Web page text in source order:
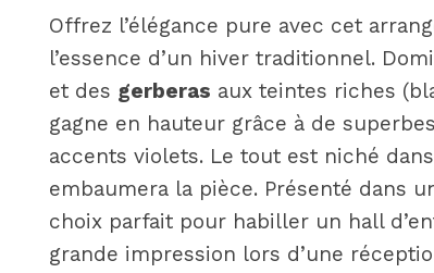
Offrez l’élégance pure avec cet
l’essence d’un hiver traditionnel.
et des gerberas aux teintes riches
gagne en hauteur grâce à de superbes
accents violets. Le tout est niché
embaumera la pièce. Présenté dans
choix parfait pour habiller un hall
grande impression lors d’une